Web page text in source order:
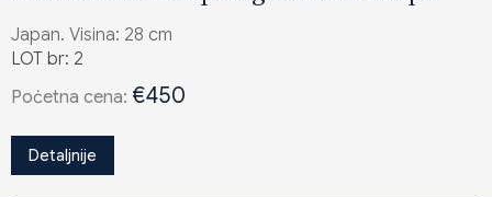
Japan. Visina: 28 cm
LOT br: 2
Poċetna cena: €450
Detaljnije